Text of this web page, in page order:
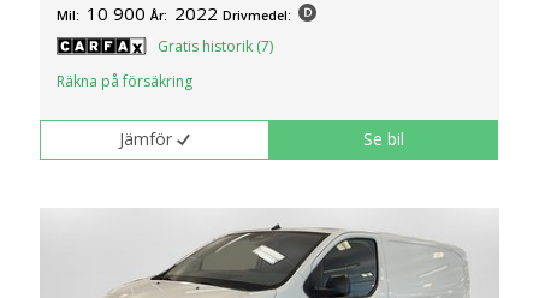
Mil: 10 900 År: 2022 Drivmedel:
Gratis historik (7)
Räkna på försäkring
Jämför Se bil